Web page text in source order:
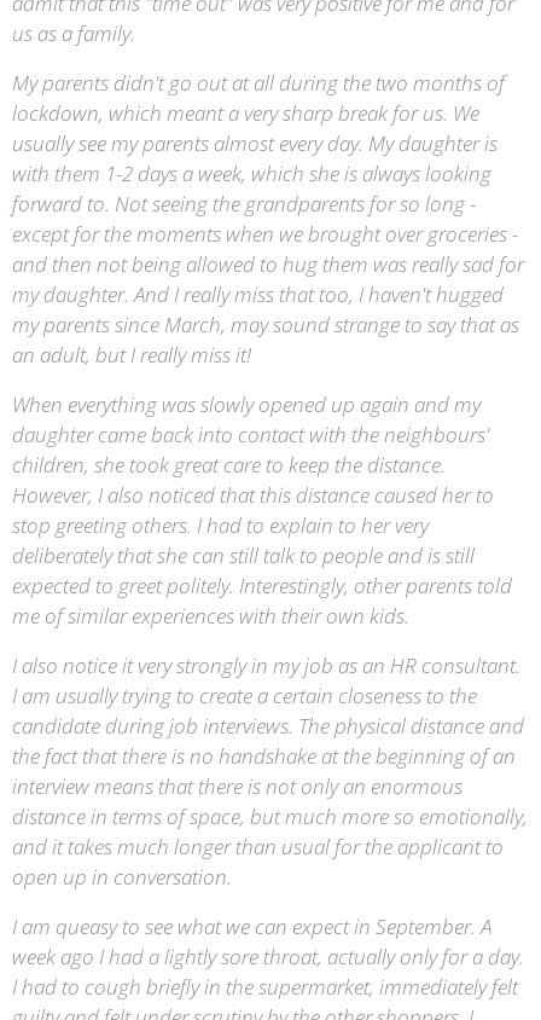
us as a family.
My parents didn't go out at all during the two months of
lockdown, which meant a very sharp break for us. We
usually see my parents almost every day. My daughter is
with them 1-2 days a week, which she is always looking
forward to. Not seeing the grandparents for so long -
except for the moments when we brought over groceries -
and then not being allowed to hug them was really sad for
my daughter. And I really miss that too, I haven't hugged
my parents since March, may sound strange to say that as
an adult, but I really miss it!
When everything was slowly opened up again and my
daughter came back into contact with the neighbours'
children, she took great care to keep the distance.
However, I also noticed that this distance caused her to
stop greeting others. I had to explain to her very
deliberately that she can still talk to people and is still
expected to greet politely. Interestingly, other parents told
me of similar experiences with their own kids.
I also notice it very strongly in my job as an HR consultant.
I am usually trying to create a certain closeness to the
candidate during job interviews. The physical distance and
the fact that there is no handshake at the beginning of an
interview means that there is not only an enormous
distance in terms of space, but much more so emotionally,
and it takes much longer than usual for the applicant to
open up in conversation.
I am queasy to see what we can expect in September. A
week ago I had a lightly sore throat, actually only for a day.
I had to cough briefly in the supermarket, immediately felt